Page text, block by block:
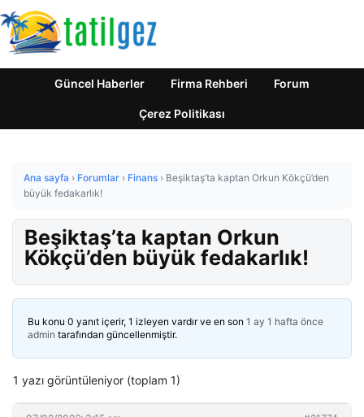
Güncel Haberler Firma Rehberi Forum
Çerez Politikası
Ana sayfa › Forumlar › Finans › Beşiktaş’ta kaptan Orkun Kökçü’den
büyük fedakarlık!
Beşiktaş’ta kaptan Orkun
Kökçü’den büyük fedakarlık!
Bu konu 0 yanıt içerir, 1 izleyen vardır ve en son 1 ay 1 hafta önce
admin tarafından güncellenmiştir.
1 yazı görüntüleniyor (toplam 1)